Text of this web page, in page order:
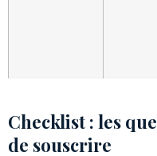
Checklist : les
de souscrire